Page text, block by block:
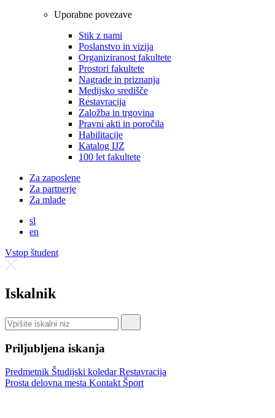
Uporabne povezave
Stik z nami
Poslanstvo in vizija
Organiziranost fakultete
Prostori fakultete
Nagrade in priznanja
Medijsko središče
Restavracija
Založba in trgovina
Pravni akti in poročila
Habilitacije
Katalog IJZ
100 let fakultete
Za zaposlene
Za partnerje
Za mlade
sl
en
Vstop študent
Iskalnik
Priljubljena iskanja
Predmetnik Študijski koledarRestavracija
Prosta delovna mesta Kontakt Šport